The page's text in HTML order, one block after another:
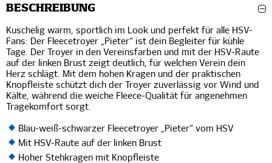
BESCHREIBUNG
Kuschelig warm, sportlich im Look und perfekt für alle HSV-
Fans: Der Fleecetroyer „Pieter“ ist dein Begleiter für kühle
Tage. Der Troyer in den Vereinsfarben und mit der HSV-Raute
auf der linken Brust zeigt deutlich, für welchen Verein dein
Herz schlägt. Mit dem hohen Kragen und der praktischen
Knopfleiste schützt dich der Troyer zuverlässig vor Wind und
Kälte, während die weiche Fleece-Qualität für angenehmen
Tragekomfort sorgt.
Blau-weiß-schwarzer Fleecetroyer „Pieter“ vom HSV
Mit HSV-Raute auf der linken Brust
Hoher Stehkragen mit Knopfleiste